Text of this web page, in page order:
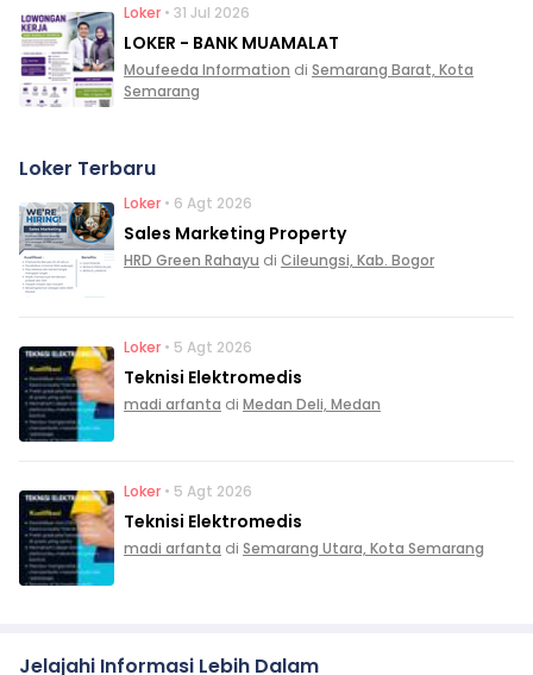
Loker • 31 Jul 2026
LOKER - BANK MUAMALAT
Moufeeda Information di Semarang Barat, Kota
Semarang
Loker Terbaru
Loker • 6 Agt 2026
Sales Marketing Property
HRD Green Rahayu di Cileungsi, Kab. Bogor
Loker • 5 Agt 2026
Teknisi Elektromedis
madi arfanta di Medan Deli, Medan
Loker • 5 Agt 2026
Teknisi Elektromedis
madi arfanta di Semarang Utara, Kota Semarang
Jelajahi Informasi Lebih Dalam